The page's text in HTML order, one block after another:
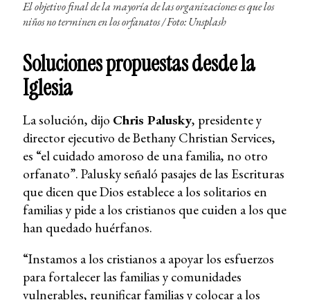
El objetivo final de la mayoría de las organizaciones es que los
niños no terminen en los orfanatos/ Foto: Unsplash
Soluciones propuestas desde la
Iglesia
La solución, dijo Chris Palusky, presidente y
director ejecutivo de Bethany Christian Services,
es “el cuidado amoroso de una familia, no otro
orfanato”. Palusky señaló pasajes de las Escrituras
que dicen que Dios establece a los solitarios en
familias y pide a los cristianos que cuiden a los que
han quedado huérfanos.
“Instamos a los cristianos a apoyar los esfuerzos
para fortalecer las familias y comunidades
vulnerables, reunificar familias y colocar a los